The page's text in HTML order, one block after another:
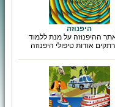
היפנוזה
ההיפנוזה על מנת ללמוד
אודות טיפולי היפנוזה